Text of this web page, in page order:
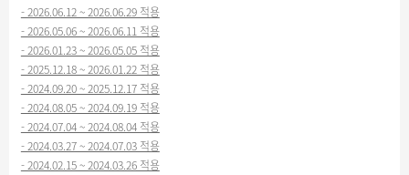
- 2026.06.12 ~ 2026.06.29 적용
- 2026.05.06 ~ 2026.06.11 적용
- 2026.01.23 ~ 2026.05.05 적용
- 2025.12.18 ~ 2026.01.22 적용
- 2024.09.20 ~ 2025.12.17 적용
- 2024.08.05 ~ 2024.09.19 적용
- 2024.07.04 ~ 2024.08.04 적용
- 2024.03.27 ~ 2024.07.03 적용
- 2024.02.15 ~ 2024.03.26 적용